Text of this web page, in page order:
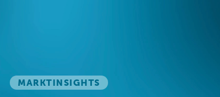
MARKTINSIGHTS